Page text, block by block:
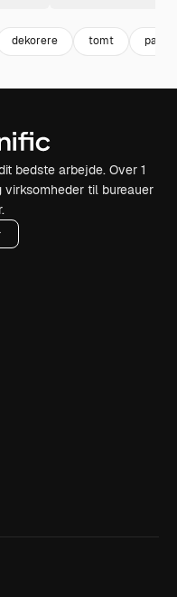
dekorere tomt pastel
bedste arbejde. Over 1
til bureauer